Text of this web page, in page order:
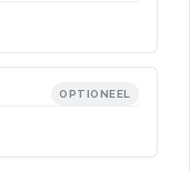
OPTIONEEL